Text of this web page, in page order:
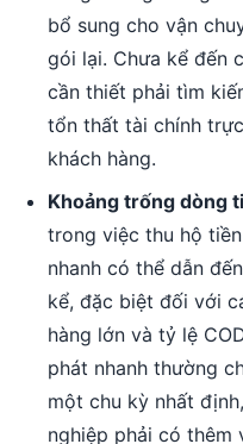
bổ sung cho vận
gói lại. Chưa kể đến
cần thiết phải tìm
tổn thất tài chính
khách hàng.
Khoảng trống dòng
trong việc thu hộ
nhanh có thể dẫn
kể, đặc biệt đối với
hàng lớn và tỷ lệ
phát nhanh thường
một chu kỳ nhất
nghiệp phải có